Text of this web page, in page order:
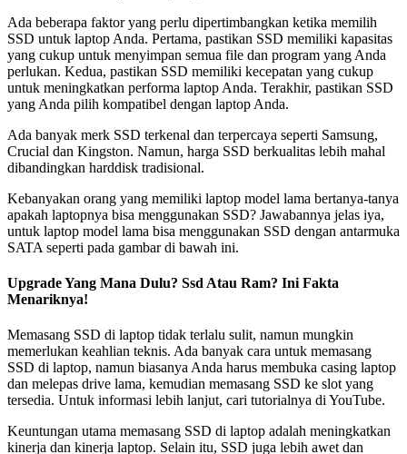
Ada beberapa faktor yang perlu dipertimbangkan ketika memilih
SSD untuk laptop Anda. Pertama, pastikan SSD memiliki kapasitas
yang cukup untuk menyimpan semua file dan program yang Anda
perlukan. Kedua, pastikan SSD memiliki kecepatan yang cukup
untuk meningkatkan performa laptop Anda. Terakhir, pastikan SSD
yang Anda pilih kompatibel dengan laptop Anda.
Ada banyak merk SSD terkenal dan terpercaya seperti Samsung,
Crucial dan Kingston. Namun, harga SSD berkualitas lebih mahal
dibandingkan harddisk tradisional.
Kebanyakan orang yang memiliki laptop model lama bertanya-tanya
apakah laptopnya bisa menggunakan SSD? Jawabannya jelas iya,
untuk laptop model lama bisa menggunakan SSD dengan antarmuka
SATA seperti pada gambar di bawah ini.
Upgrade Yang Mana Dulu? Ssd Atau Ram? Ini Fakta
Menariknya!
Memasang SSD di laptop tidak terlalu sulit, namun mungkin
memerlukan keahlian teknis. Ada banyak cara untuk memasang
SSD di laptop, namun biasanya Anda harus membuka casing laptop
dan melepas drive lama, kemudian memasang SSD ke slot yang
tersedia. Untuk informasi lebih lanjut, cari tutorialnya di YouTube.
Keuntungan utama memasang SSD di laptop adalah meningkatkan
kinerja dan kinerja laptop. Selain itu, SSD juga lebih awet dan